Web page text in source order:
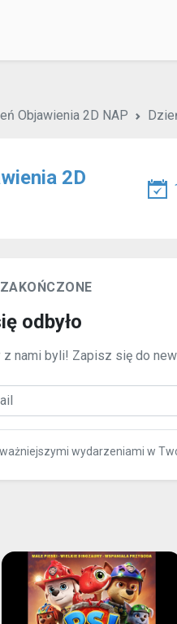
Objawienia 2D NAP
2D
odbyło
nami byli! Zapisz się do
wydarzeniami w